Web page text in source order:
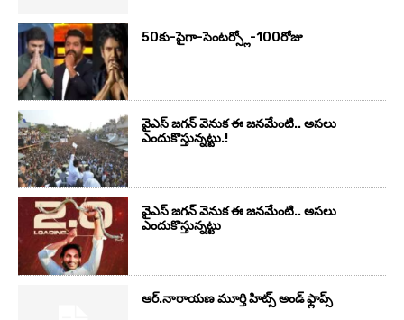
50కు-పైగా-సెంటర్స్లో-100రోజు
వైఎస్‌ జగన్‌ వెనుక ఈ జనమేంటి.. అసలు
ఎందుకొస్తున్నట్టు.!
వైఎస్‌ జగన్‌ వెనుక ఈ జనమేంటి.. అసలు
ఎందుకొస్తున్నట్టు
ఆర్‌.నారాయ‌ణ మూర్తి హిట్స్ అండ్ ఫ్లాప్స్‌